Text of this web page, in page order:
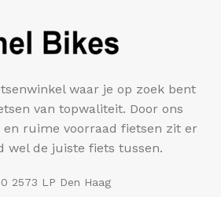
waar je op zoek bent
van topwaliteit. Door ons
ruime voorraad fietsen zit er
wel de juiste fiets tussen.
2573 LP Den Haag